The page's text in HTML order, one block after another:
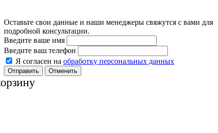
Оставьте свои данные и наши менеджеры свяжутся с вами для
подробной консультации.
Введите ваше имя
Введите ваш телефон
Я согласен на обработку персональных данных
Отменить